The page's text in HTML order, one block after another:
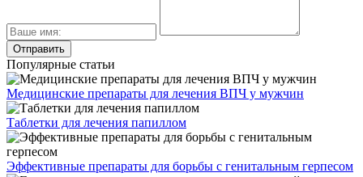
Популярные статьи
Медицинские препараты для лечения ВПЧ у мужчин
Таблетки для лечения папиллом
Эффективные препараты для борьбы с генитальным герпесом